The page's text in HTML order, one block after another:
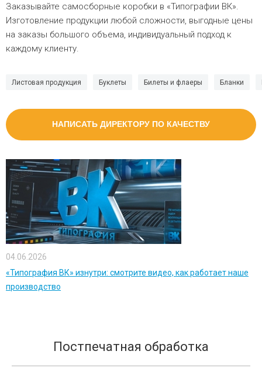
Листовая продукция Буклеты Билеты и флаеры Бланки
НАПИСАТЬ ДИРЕКТОРУ ПО КАЧЕСТВУ
04.06.2026
«Типография ВК» изнутри: смотрите видео, как работает наше
производство
Заказывайте самосборные коробки в «Типографии ВК».
Изготовление продукции любой сложности, выгодные цены
на заказы большого объема, индивидуальный подход к
каждому клиенту.
Постпечатная обработка